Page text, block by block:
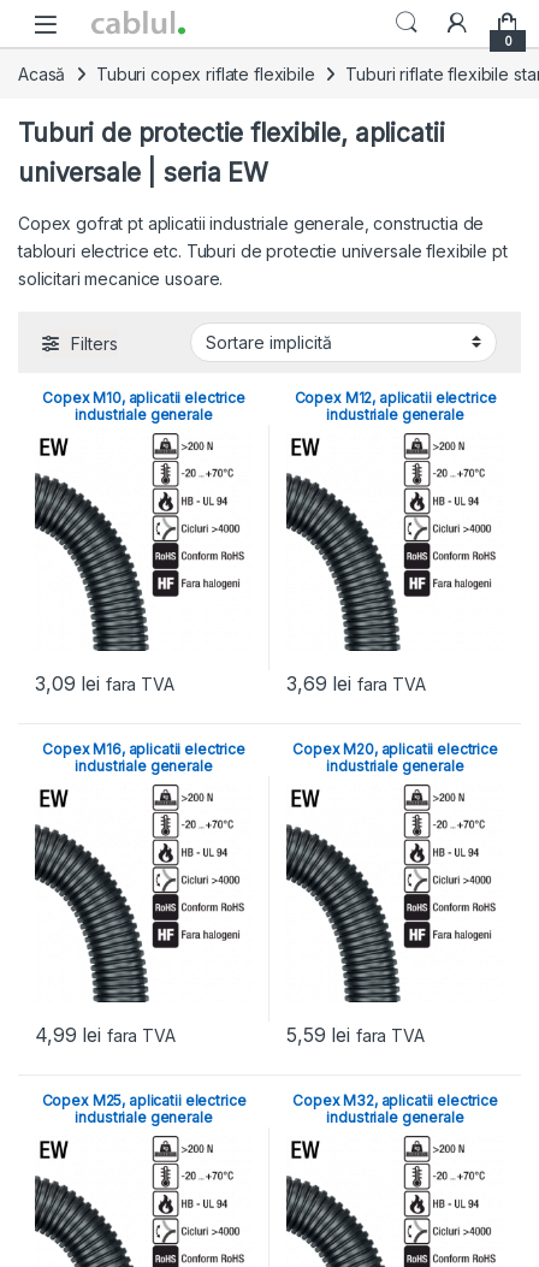
Skip to navigation
Skip to content
0
Acasă Tuburi copex riflate flexibile Tuburi riflate flexibile
Tuburi de protectie flexibile, aplicatii
universale | seria EW
Copex gofrat pt aplicatii industriale generale, constructia de
tablouri electrice etc. Tuburi de protectie universale flexibile pt
solicitari mecanice usoare.
Filters
Copex M10, aplicatii electrice
industriale generale
3,09 lei fara TVA
Copex M12, aplicatii electrice
industriale generale
3,69 lei fara TVA
Copex M16, aplicatii electrice
industriale generale
4,99 lei fara TVA
Copex M20, aplicatii electrice
industriale generale
5,59 lei fara TVA
Copex M25, aplicatii electrice
industriale generale
Copex M32, aplicatii electrice
industriale generale